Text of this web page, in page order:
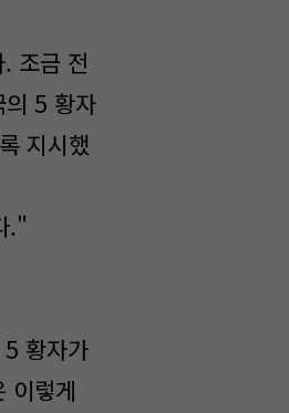
조금 전
의 5 황자
지시했
."
황자가
이렇게